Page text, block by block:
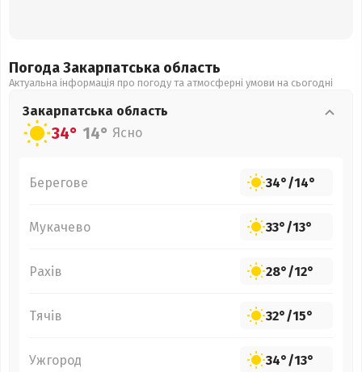
Погода Закарпатська область
Актуальна інформація про погоду та атмосферні умови на сьогодні
Закарпатська область
34° 14° Ясно
Берегове 34°/14°
Мукачево 33°/13°
Рахів 28°/12°
Тячів 32°/15°
Ужгород 34°/13°